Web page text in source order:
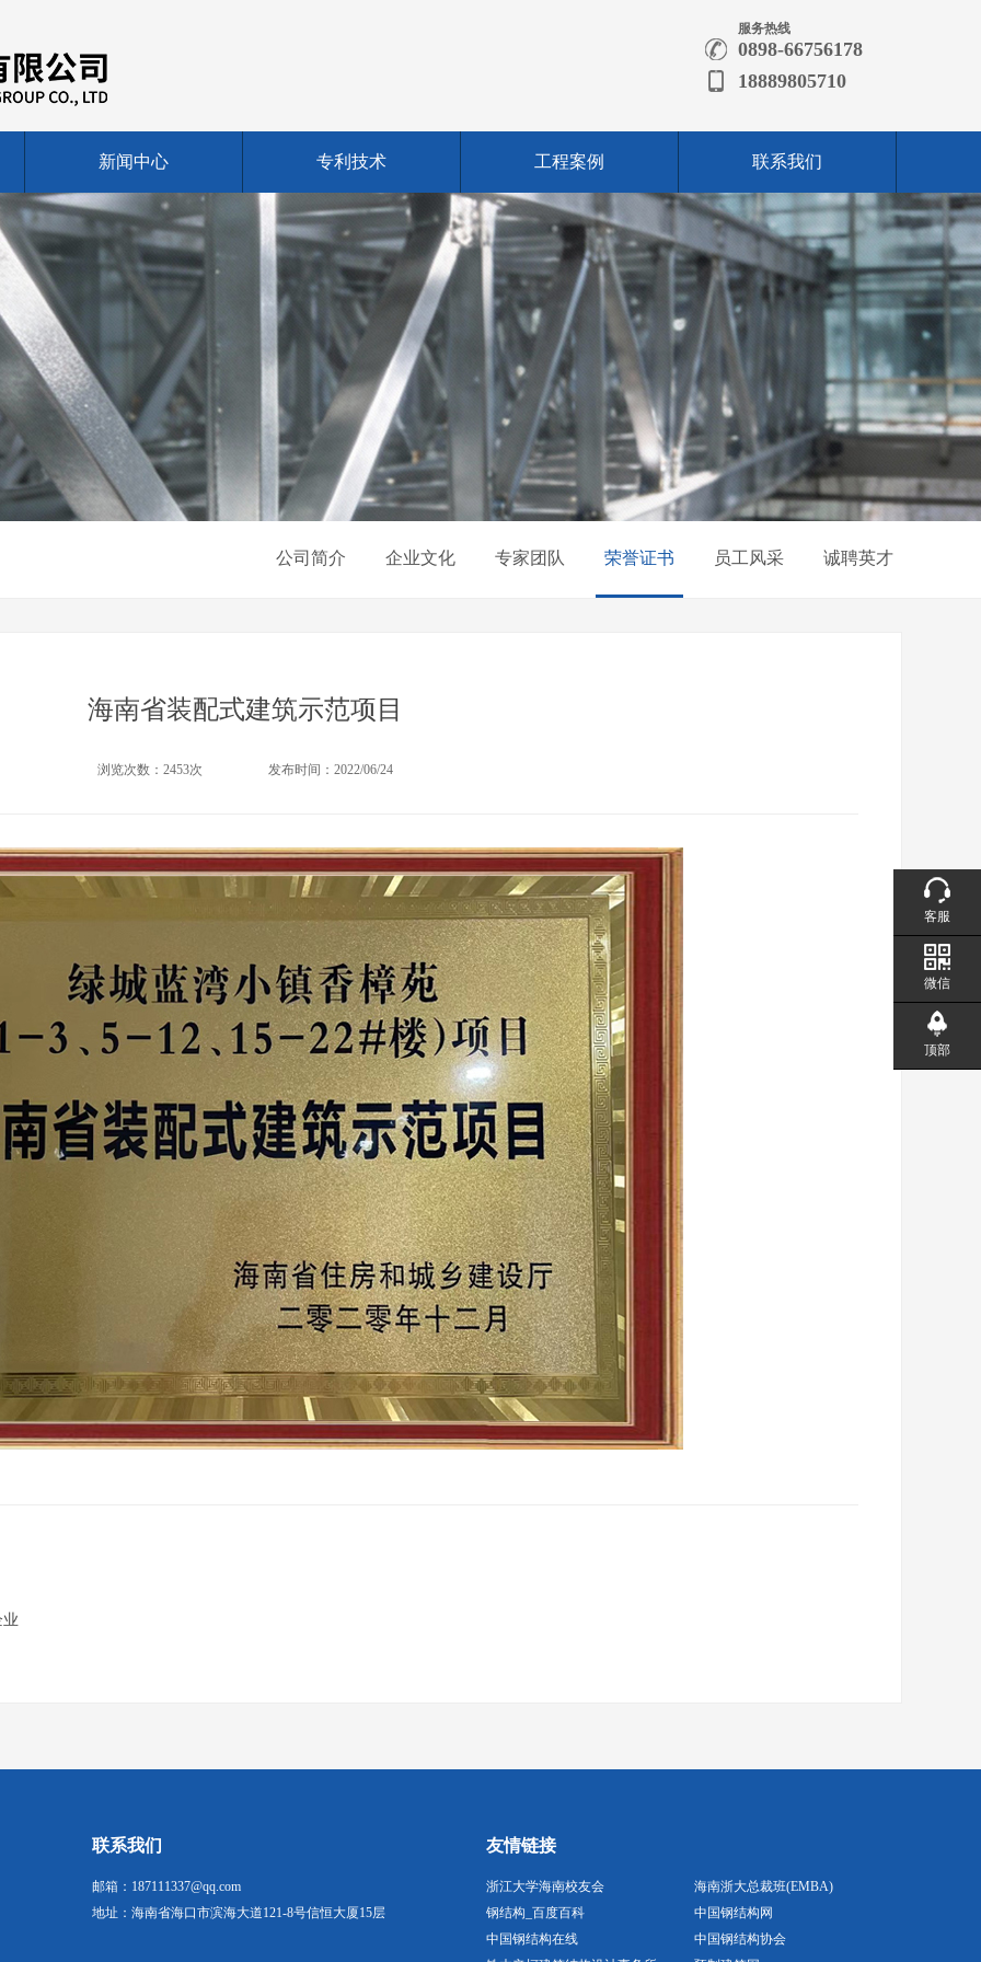
服务热线
0898-66756178
18889805710
新闻中心 专利技术 工程案例 联系我们
公司简介 企业文化 专家团队 荣誉证书 员工风采 诚聘英才
海南省装配式建筑示范项目
浏览次数：2453次 发布时间：2022/06/24
联系我们
邮箱：187111337@qq.com
地址：海南省海口市滨海大道121-8号信恒大厦15层
友情链接
浙江大学海南校友会
海南浙大总裁班(EMBA)
钢结构_百度百科
中国钢结构网
中国钢结构在线
中国钢结构协会
客服
微信
顶部